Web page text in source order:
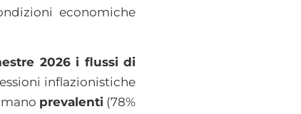
economiche
2026 i flussi di
inflazionistiche
prevalenti (78%